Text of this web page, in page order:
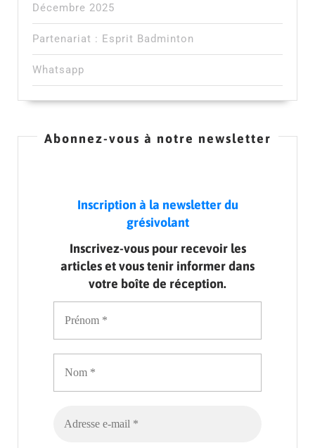
Décembre 2025
Partenariat : Esprit Badminton
Whatsapp
Abonnez-vous à notre newsletter
Inscription à la newsletter du
grésivolant
Inscrivez-vous pour recevoir les
articles et vous tenir informer dans
votre boîte de réception.